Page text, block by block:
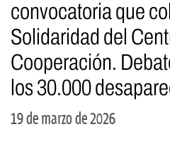
convocatoria que
Solidaridad del
Cooperación.
los 30.000
19 de marzo de 2026